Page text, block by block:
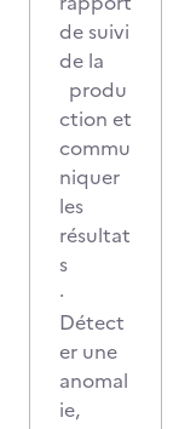
de suivi
de la
produ
ction et
commu
niquer
les
résultat
s
·
Détect
er une
anomal
ie,